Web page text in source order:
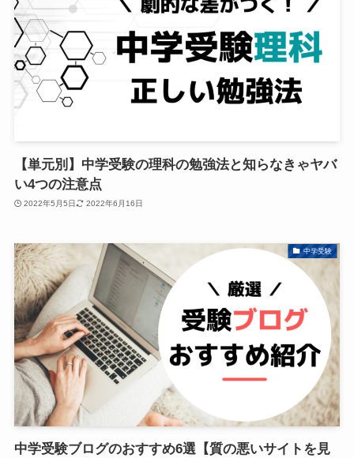
【単元別】中学受験の理科の勉強法と知らなきゃヤバ
い4つの注意点
2022年5月5日 2022年6月16日
中学受験
中学受験ブログのおすすめ6選【質の悪いサイトを見